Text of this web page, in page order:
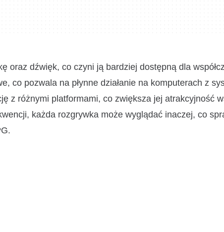
oraz dźwięk, co czyni ją bardziej dostępną dla
co pozwala na płynne działanie na komputerach z
z różnymi platformami, co zwiększa jej atrakcyjność
każda rozgrywka może wyglądać inaczej, co